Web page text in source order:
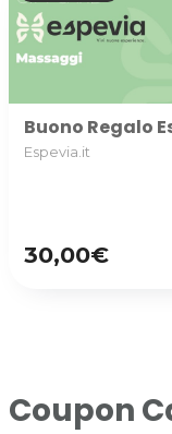
Buono Regalo
Espevia.it
30,00€
Coupon